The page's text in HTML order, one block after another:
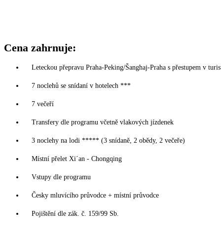
Cena zahrnuje:
Leteckou přepravu Praha-Peking/Šanghaj-Praha s přestupem v
7 noclehů se snídaní v hotelech ***
7 večeří
Transfery dle programu včetně vlakových jízdenek
3 noclehy na lodi ***** (3 snídaně, 2 obědy, 2 večeře)
Místní přelet Xi´an - Chongqing
Vstupy dle programu
Česky mluvícího průvodce + místní průvodce
Pojištění dle zák. č. 159/99 Sb.